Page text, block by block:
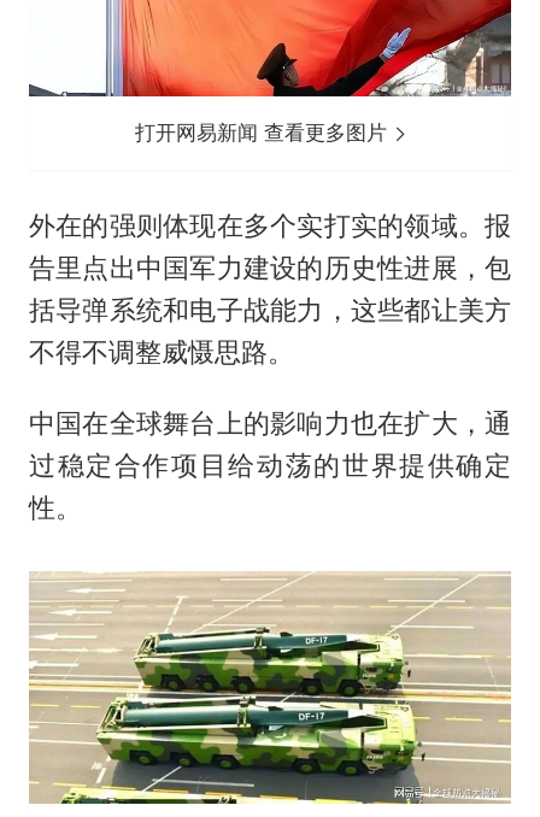
打开网易新闻 查看更多图片
外在的强则体现在多个实打实的领域。报
告里点出中国军力建设的历史性进展，包
括导弹系统和电子战能力，这些都让美方
不得不调整威慑思路。
中国在全球舞台上的影响力也在扩大，通
过稳定合作项目给动荡的世界提供确定
性。